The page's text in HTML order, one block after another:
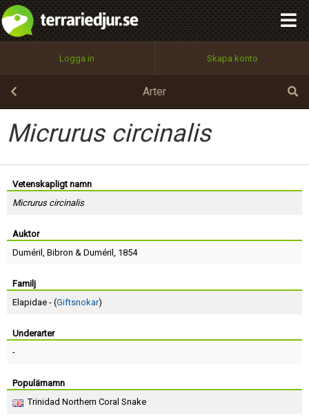
Logga in Skapa konto
Arter
Micrurus circinalis
Vetenskapligt namn
Micrurus circinalis
Auktor
Duméril , Bibron & Duméril , 1854
Familj
Elapidae - (Giftsnokar)
Underarter
-
Populärnamn
Trinidad Northern Coral Snake
Utför
100%
OK
integritetspolicy
Namn:
Epost:
Lösenord:
Terms of Service
Begär nytt lösenord
Tillbaka till förstasidan